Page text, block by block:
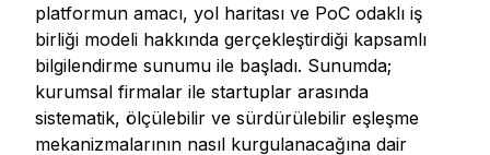
platformun amacı, yol haritası ve PoC odaklı iş
birliği modeli hakkında gerçekleştirdiği kapsamlı
bilgilendirme sunumu ile başladı. Sunumda;
kurumsal firmalar ile startuplar arasında
sistematik, ölçülebilir ve sürdürülebilir eşleşme
mekanizmalarının nasıl kurgulanacağına dair